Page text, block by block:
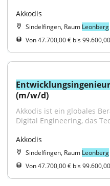
Akkodis
Sindelfingen, Raum Leonberg
Von 47.700,00 € bis
Entwicklungsingenieur
(m/w/d)
Akkodis ist ein globales
Digital Engineering, das
Akkodis
Sindelfingen, Raum Leonberg
Von 47.700,00 € bis